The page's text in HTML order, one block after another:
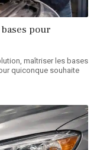
pour
maîtriser les bases
quiconque souhaite